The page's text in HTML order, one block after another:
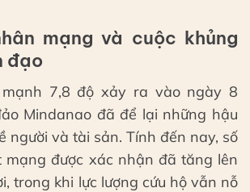
mạng và cuộc khủng
đạo
7,8 độ xảy ra vào ngày 8
Mindanao đã để lại những hậu
người và tài sản. Tính đến nay, số
mạng được xác nhận đã tăng lên
trong khi lực lượng cứu hộ vẫn nỗ